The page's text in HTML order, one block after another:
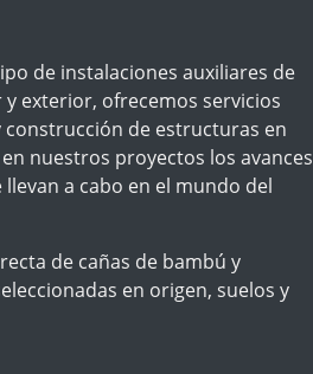
de instalaciones auxiliares de
exterior, ofrecemos servicios
de estructuras en
nuestros proyectos los avances
a cabo en el mundo del
de cañas de bambú y
en origen, suelos y